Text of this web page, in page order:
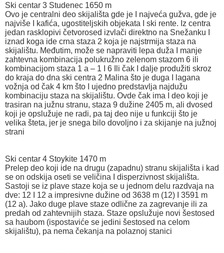
Ski centar 3 Studenec 1650 m
Ovo je centralni deo skijališta gde je I najveća gužva, gde je
najviše I kafića, ugostiteljskih objekata I ski rente. Iz centra
jedan rasklopivi četvorosed izvlači direktno na Snežanku I
iznad koga ide crna staza 2 koja je najstrmija staza na
skijalištu. Međutim, može se napraviti lepa duža I manje
zahtevna kombinacija polukružno zelenom stazom 6 ili
kombinacijom staza 1 a – 1 I 6 Ili čak I dalje produžiti skroz
do kraja do dna ski centra 2 Malina što je duga I lagana
vožnja od čak 4 km što I ujedno predstavlja najdužu
kombinaciju staza na skijalištu. Ovde čak ima I deo koji je
trasiran na južnu stranu, staza 9 dužine 2405 m, ali dvosed
koji je opslužuje ne radi, pa taj deo nije u funkciji što je
velika šteta, jer je snega bilo dovoljno i za skijanje na južnoj
strani
Ski centar 4 Stoykite 1470 m
Prelep deo koji ide na drugu (zapadnu) stranu skijališta i kad
se on odskija oseti se veličina I disperzivnost skijališta.
Sastoji se iz plave staze koja se u jednom delu razdvaja na
dve: 12 I 12 a impresivne dužine od 3638 m (12) I 3591 m
(12 a). Jako duge plave staze odlične za zagrevanje ili za
predah od zahtevnijih staza. Staze opslužuje novi šestosed
sa haubom (ispostaviće se jedini šestosed na celom
skijalištu), pa nema čekanja na polaznoj stanici